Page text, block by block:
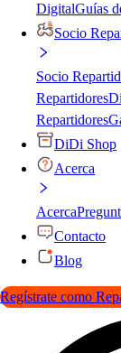
DigitalGuías
Socio
Socio
Repartidores
Repartidores
DiDi Shop
Acerca
Acerca
Contacto
Blog
Regístrate como